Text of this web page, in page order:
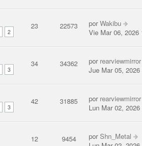
2
23 22573 porWakibu
Vie Mar 06, 2026
3
34 34362 por rearviewmirror
Jue Mar 05, 2026
3
42 31885 por rearviewmirror
Lun Mar 02,
12 9454 porShn_Metal